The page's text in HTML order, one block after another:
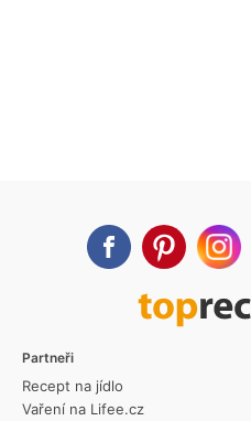
Partneři
Recept na jídlo
Vaření na Lifee.cz